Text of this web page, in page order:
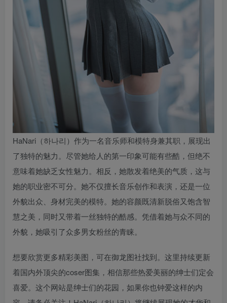
HaNari（하나리）作为一名音乐师和模特身兼其职，展现出
了独特的魅力。尽管她给人的第一印象可能有些酷，但绝不
意味着她缺乏女性魅力。相反，她散发着绝美的气质，这与
她的职业密不可分。她不仅擅长音乐创作和表演，还是一位
外貌出众、身材完美的模特。她的容颜既清新脱俗又饱含智
慧之美，同时又带着一丝独特的酷感。凭借着她与众不同的
外貌，她吸引了众多男女粉丝的青睐。
想要欣赏更多精彩美图，可在御龙图社找到。这里持续更新
着国内外顶尖的coser图集，相信那些热爱美丽的绅士们定会
喜爱。这个网站是绅士们的花园，如果你也钟爱这样的内